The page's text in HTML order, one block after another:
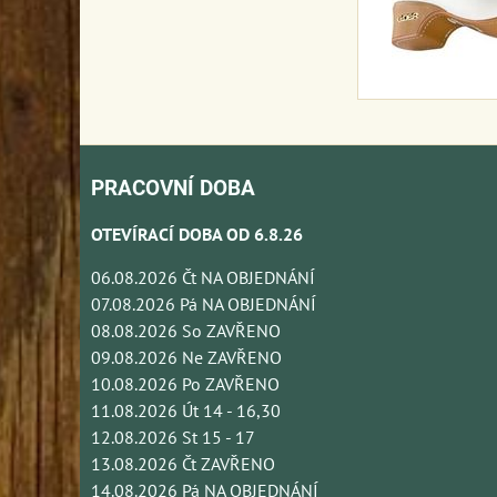
PRACOVNÍ DOBA
OTEVÍRACÍ DOBA OD 6.8.26
06.08.2026 Čt NA OBJEDNÁNÍ
07.08.2026 Pá NA OBJEDNÁNÍ
08.08.2026 So ZAVŘENO
09.08.2026 Ne ZAVŘENO
10.08.2026 Po ZAVŘENO
11.08.2026 Út 14 - 16,30
12.08.2026 St 15 - 17
13.08.2026 Čt ZAVŘENO
14.08.2026 Pá NA OBJEDNÁNÍ